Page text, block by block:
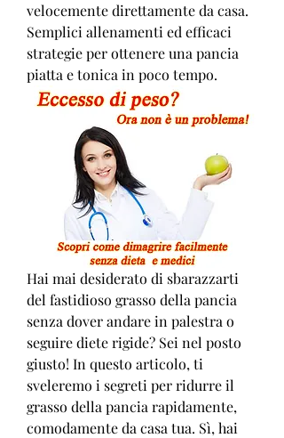
velocemente direttamente da casa.
Semplici allenamenti ed efficaci
strategie per ottenere una pancia
piatta e tonica in poco tempo.
Hai mai desiderato di sbarazzarti
del fastidioso grasso della pancia
senza dover andare in palestra o
seguire diete rigide? Sei nel posto
giusto! In questo articolo, ti
sveleremo i segreti per ridurre il
grasso della pancia rapidamente,
comodamente da casa tua. Sì, hai